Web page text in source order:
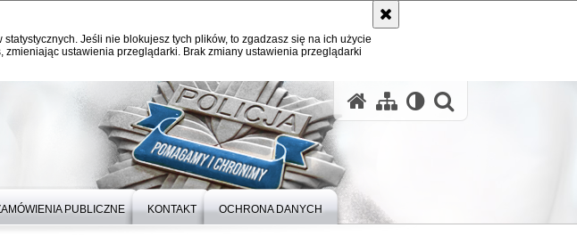
Jeśli nie blokujesz tych plików, to zgadzasz się na ich użycie
ustawienia przeglądarki. Brak zmiany ustawienia przeglądarki
PUBLICZNE KONTAKT OCHRONA DANYCH